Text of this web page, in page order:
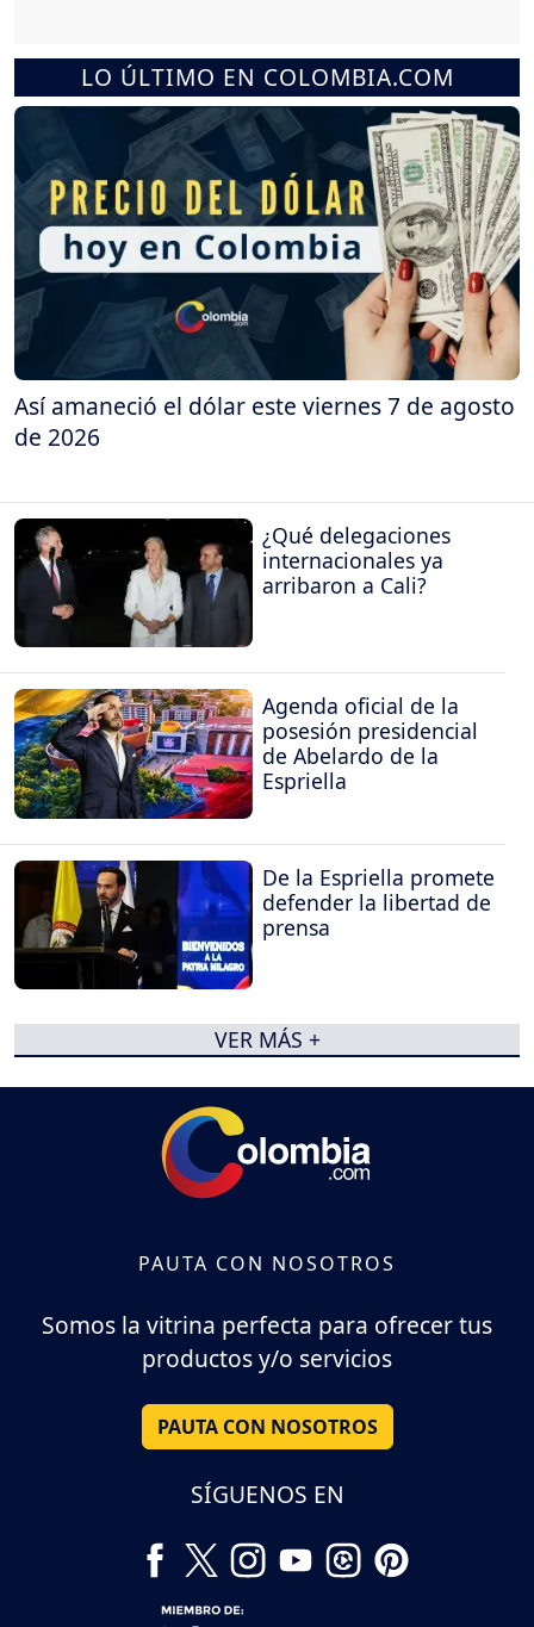
LO ÚLTIMO EN COLOMBIA.COM
Así amaneció el dólar este viernes 7 de agosto
de 2026
¿Qué delegaciones
internacionales ya
arribaron a Cali?
Agenda oficial de la
posesión presidencial
de Abelardo de la
Espriella
De la Espriella promete
defender la libertad de
prensa
VER MÁS +
PAUTA CON NOSOTROS
Somos la vitrina perfecta para ofrecer tus
productos y/o servicios
PAUTA CON NOSOTROS
SÍGUENOS EN